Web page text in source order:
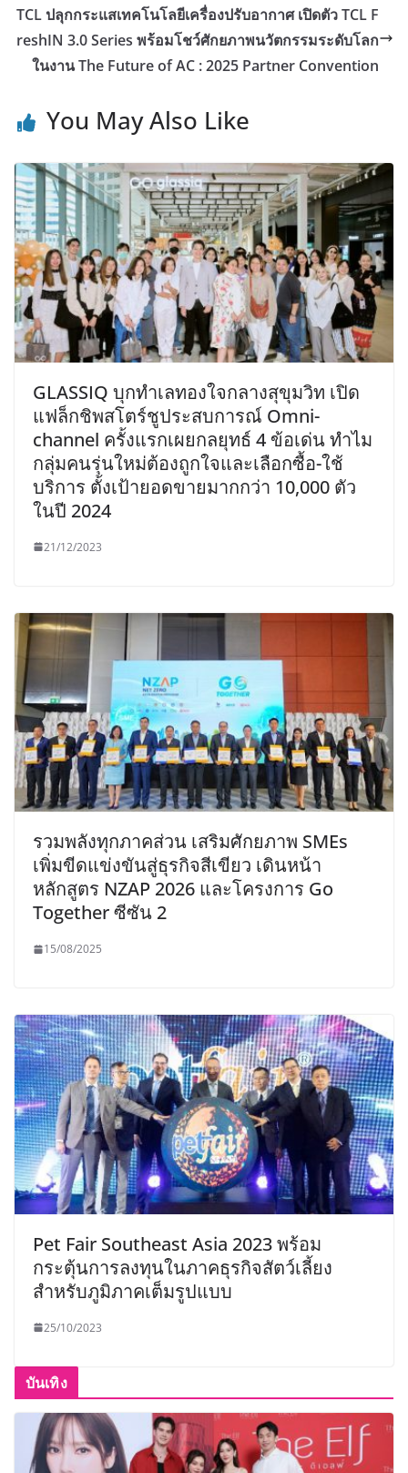
TCL ปลุกกระแสเทคโนโลยีเครื่องปรับอากาศ เปิดตัว TCL F
reshIN 3.0 Series พร้อมโชว์ศักยภาพนวัตกรรมระดับโลก
ในงาน The Future of AC : 2025 Partner Convention
You May Also Like
GLASSIQ บุกทำเลทองใจกลางสุขุมวิท เปิด
แฟล็กชิพสโตร์ชูประสบการณ์ Omni-
channel ครั้งแรกเผยกลยุทธ์ 4 ข้อเด่น ทำไม
กลุ่มคนรุ่นใหม่ต้องถูกใจและเลือกซื้อ-ใช้
บริการ ตั้งเป้ายอดขายมากกว่า 10,000 ตัว
ในปี 2024
21/12/2023
รวมพลังทุกภาคส่วน เสริมศักยภาพ SMEs
เพิ่มขีดแข่งขันสู่ธุรกิจสีเขียว เดินหน้า
หลักสูตร NZAP 2026 และโครงการ Go
Together ซีซัน 2
15/08/2025
Pet Fair Southeast Asia 2023 พร้อม
กระตุ้นการลงทุนในภาคธุรกิจสัตว์เลี้ยง
สำหรับภูมิภาคเต็มรูปแบบ
25/10/2023
บันเทิง